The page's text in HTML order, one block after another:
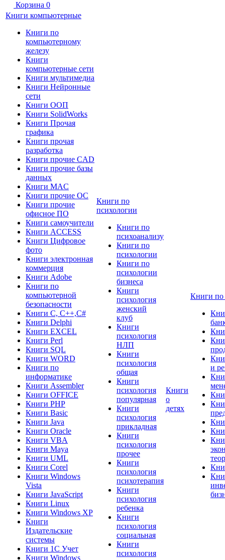
Корзина 0
Книги компьютерные
Книги по
компьютерному
железу
Книги
компьютерные сети
Книги мультимедиа
Книги Нейронные
сети
Книги ООП
Книги SolidWorks
Книги Прочая
графика
Книги прочая
разработка
Книги прочие CAD
Книги прочие базы
данных
Книги MAC
Книги прочие ОС
Книги прочие
офисное ПО
Книги самоучители
Книги ACCESS
Книги Цифровое
фото
Книги электронная
коммерция
Книги Adobe
Книги по
компьютерной
безопасности
Книги C, C++,С#
Книги Delphi
Книги EXCEL
Книги Perl
Книги SQL
Книги WORD
Книги по
информатике
Книги Assembler
Книги OFFICE
Книги PHP
Книги Basic
Книги Java
Книги Oracle
Книги VBA
Книги Maya
Книги UML
Книги Corel
Книги Windows
Vista
Книги JavaScript
Книги Linux
Книги Windows XP
Книги
Издательские
системы
Книги 1C Учет
Книги Windows
Книги по
психологии
Книги по
психоанализу
Книги по
психологии
Книги по
психологии
бизнеса
Книги
психология
женский
клуб
Книги
психология
НЛП
Книги
психология
общая
Книги
психология
популярная
Книги
психология
прикладная
Книги
психология
прочее
Книги
психология
психотерапия
Книги
психология
ребенка
Книги
психология
социальная
Книги
психология
Книги
о
детях
Книги по
и